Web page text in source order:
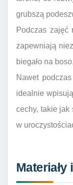
grubszą
Podczas zajęć
zapewniają
biegało na
Nawet
idealnie
cechy, takie jak
w